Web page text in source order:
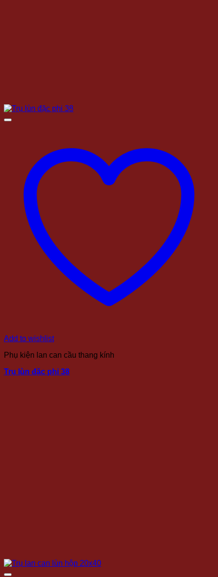
Add to wishlist
Phụ kiện lan can cầu thang kính
Trụ lùn đặc phi 38